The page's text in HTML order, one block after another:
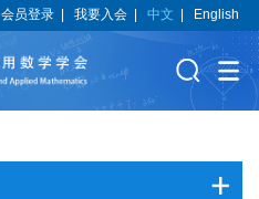
会员登录 |我要入会 |中文 English